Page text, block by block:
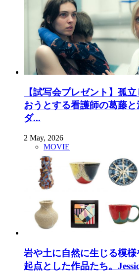
【試写会プレゼント】孤
おうとする看護師の葛藤
ダ...
2 May, 2026
MOVIE
岩や土に自然に生じる模
起点とした作品たち。